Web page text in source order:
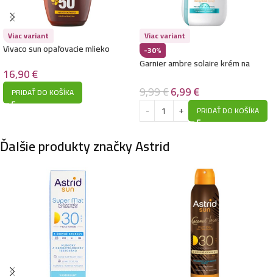
Viac variant
Vivaco sun opaľovacie mlieko
16,90€
PRIDAŤ DO KOŠÍKA
-30%
Viac variant
Garnier ambre solaire krém na
9,99€6,99€
PRIDAŤ DO KOŠÍKA
Ďalšie produkty značky Astrid